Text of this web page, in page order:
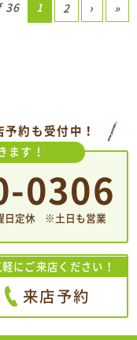
36 1 2 › »
約も受付中！
ます！
0306
日定休 ※土日も営業
軽にご来店ください！
来店予約